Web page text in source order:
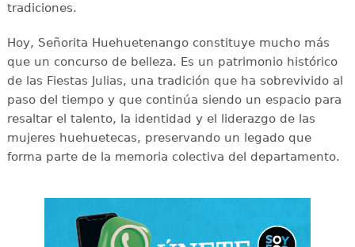
tradiciones.
Hoy, Señorita Huehuetenango constituye mucho más
que un concurso de belleza. Es un patrimonio histórico
de las Fiestas Julias, una tradición que ha sobrevivido al
paso del tiempo y que continúa siendo un espacio para
resaltar el talento, la identidad y el liderazgo de las
mujeres huehuetecas, preservando un legado que
forma parte de la memoria colectiva del departamento.